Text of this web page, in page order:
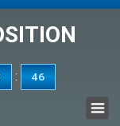
: